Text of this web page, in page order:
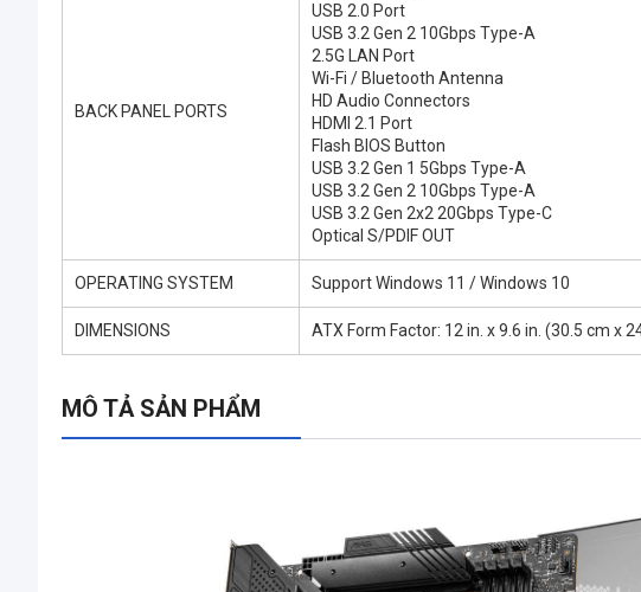
BACK PANEL PORTS
USB 2.0 Port
USB 3.2 Gen 2 10Gbps Type-A
2.5G LAN Port
Wi-Fi / Bluetooth Antenna
HD Audio Connectors
HDMI 2.1 Port
Flash BIOS Button
USB 3.2 Gen 1 5Gbps Type-A
USB 3.2 Gen 2 10Gbps Type-A
USB 3.2 Gen 2x2 20Gbps Type-C
Optical S/PDIF OUT
OPERATING SYSTEM Support Windows 11 / Windows 10
DIMENSIONS ATX Form Factor: 12 in. x 9.6 in. (30.5 cm x
MÔ TẢ SẢN PHẨM